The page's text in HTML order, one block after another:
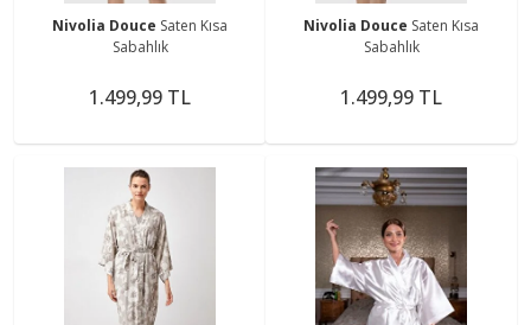
Nivolia Douce Saten Kısa
Sabahlık
1.499,99 TL
Nivolia Douce Saten Kısa
Sabahlık
1.499,99 TL